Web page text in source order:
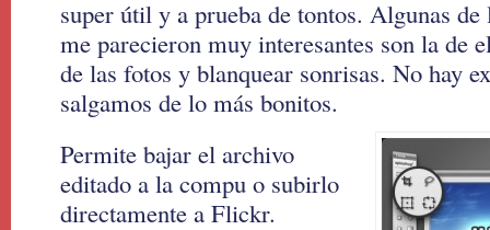
super útil y a prueba de tontos. Algunas
me parecieron muy interesantes son la de
de las fotos y blanquear sonrisas. No hay
salgamos de lo más bonitos.
Permite bajar el archivo
editado a la compu o subirlo
directamente a Flickr.